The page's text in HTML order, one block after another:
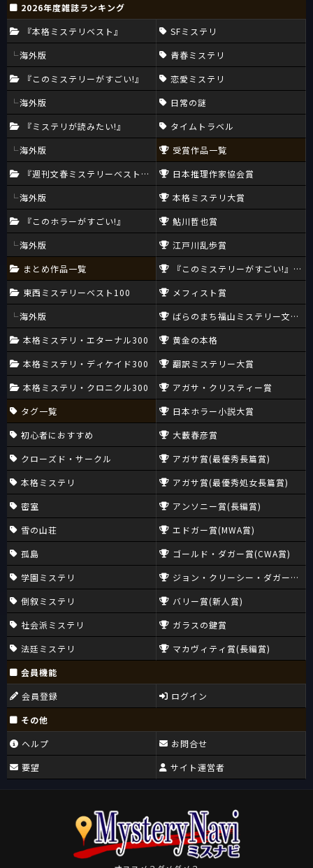
2026年度雑誌ランキング
『本格ミステリベスト』
海外版
『このミステリーがすごい!』
海外版
『ミステリが読みたい!』
海外版
『週刊文春ミステリーベスト10』
海外版
『このホラーがすごい!』
海外版
まとめ作品一覧
東西ミステリーベスト100
海外版
本格ミステリ・エターナル300
本格ミステリ・ディケイド300
本格ミステリ・クロニクル300
タグ一覧
初心者におすすめ
クローズド・サークル
本格ミステリ
密室
雪の山荘
孤島
学園ミステリ
倒叙ミステリ
社会派ミステリ
法廷ミステリ
SFミステリ
青春ミステリ
恋愛ミステリ
日常の謎
タイムトラベル
受賞作品一覧
日本推理作家協会賞
本格ミステリ大賞
鮎川哲也賞
江戸川乱歩賞
『このミステリーがすごい!』大賞
メフィスト賞
ばらのまち福山ミステリー文学新
黄金の本格
翻訳ミステリー大賞
アガサ・クリスティー賞
日本ホラー小説大賞
大藪春彦賞
アガサ賞(最優秀長篇賞)
アガサ賞(最優秀処女長篇賞)
アンソニー賞(長編賞)
エドガー賞(MWA賞)
ゴールド・ダガー賞(CWA賞)
ジョン・クリーシー・ダガー賞
バリー賞(新人賞)
ガラスの鍵賞
マカヴィティ賞(長編賞)
会員機能
会員登録
ログイン
その他
ヘルプ
要望
お問合せ
サイト運営者